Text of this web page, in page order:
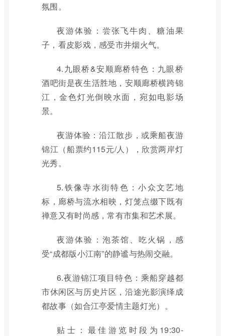
氛围。
夜游体验：尝张飞牛肉、糖油果
子，看皮影戏，感受市井烟火气。
4.九眼桥&安顺廊桥特色：九眼桥
酒吧街是夜生活胜地，安顺廊桥横跨锦
江，金色灯光倒映水面，宛如电影场
景。
夜游体验：沿江散步，或乘船夜游
锦江（船票约115元/人），欣赏两岸灯
光秀。
5.铁像寺水街特色：小众文艺地
标，廊桥与流水相映，灯笼点缀下既有
禅意又有时尚感，常有市集和艺术展。
夜游体验：泡茶馆、吃火锅，感
受“成都版小江南”的静谧与热闹交融。
6.夜游锦江项目特色：乘船穿越都
市休闲区与历史片区，沿途光影演绎成
都故事（如合江亭爱情主题灯光）。
贴士：最佳游览时段为19:30-